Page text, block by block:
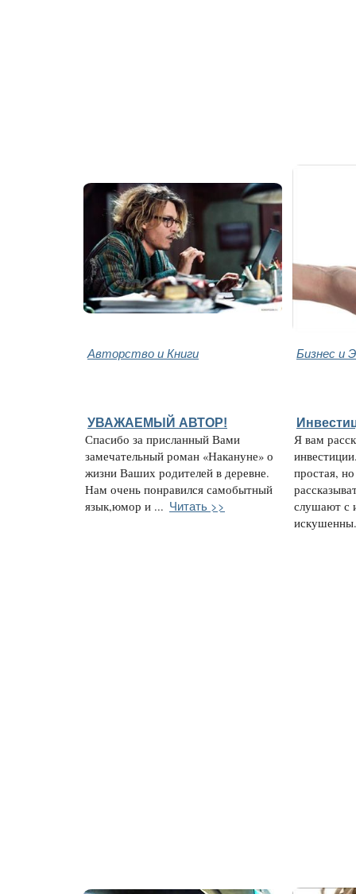
Авторство и Книги Бизнес и
УВАЖАЕМЫЙ АВТОР!
Спасибо за присланный Вами
замечательный роман «Накануне» о
жизни Ваших родителей в деревне.
Нам очень понравился самобытный
язык,юмор и ... Читать >>
Я вам
простая,
слушают с